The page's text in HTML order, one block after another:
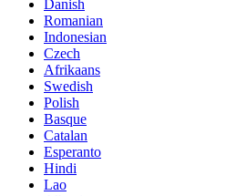
Danish
Romanian
Indonesian
Czech
Afrikaans
Swedish
Polish
Basque
Catalan
Esperanto
Hindi
Lao